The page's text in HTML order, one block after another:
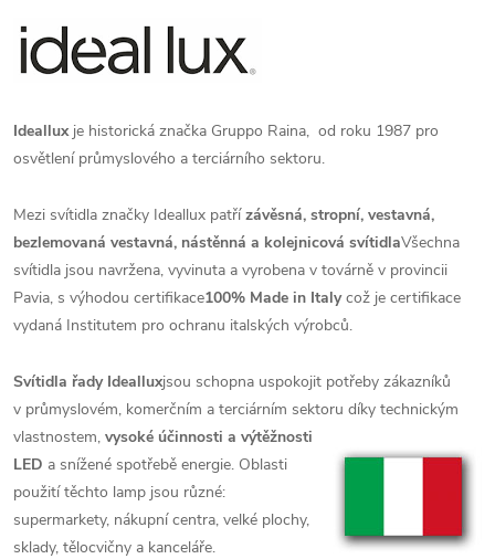
Idealluxje historická značka Gruppo Raina, od roku 1987 pro
osvětlení průmyslového a terciárního sektoru.
Mezi svítidla značky Ideallux patřízávěsná, stropní, vestavná,
bezlemovaná vestavná, nástěnná a kolejnicová svítidlaVšechna
svítidla jsou navržena, vyvinuta a vyrobena v továrně v provincii
Pavia, s výhodou certifikace100% Made in Italycož je certifikace
vydaná Institutem pro ochranu italských výrobců.
Svítidla řady Idealluxjsou schopna uspokojit potřeby zákazníků
v průmyslovém, komerčním a terciárním sektoru díky technickým
vlastnostem, vysoké účinnosti a výtěžnosti
LED a snížené spotřebě energie. Oblasti
použití těchto lamp jsou různé:
supermarkety, nákupní centra, velké plochy,
sklady, tělocvičny a kanceláře.